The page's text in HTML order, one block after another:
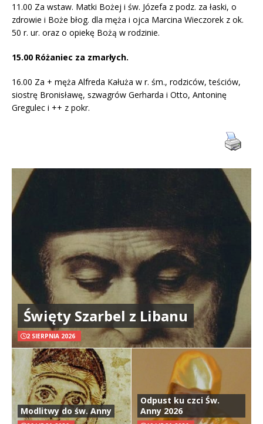
11.00 Za wstaw. Matki Bożej i św. Józefa z podz. za łaski, o
zdrowie i Boże błog. dla męża i ojca Marcina Wieczorek z ok.
50 r. ur. oraz o opiekę Bożą w rodzinie.
15.00 Różaniec za zmarłych.
16.00 Za + męża Alfreda Kałuża w r. śm., rodziców, teściów,
siostrę Bronisławę, szwagrów Gerharda i Otto, Antoninę
Gregulec i ++ z pokr.
Święty Szarbel z Libanu
2 SIERPNIA 2026
Modlitwy do św. Anny
Odpust ku czci Św.
Anny 2026